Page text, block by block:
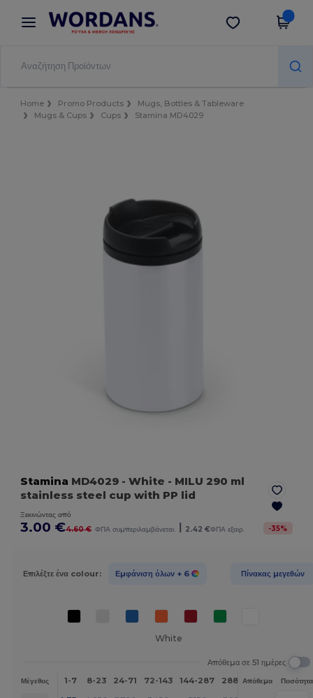
× Εφαρμογή Wordans
Καλύτερες τιμές στην εφαρμογή!
Λήψη app
Home Promo Products
Mugs, Bottles & Tableware
Mugs & Cups
Cups Stamina MD4029
Stamina MD4029 - White - MILU 290 ml
stainless steel cup with PP lid
Ξεκινώντας από
3.00 €4.60 € ΦΠΑ συμπεριλαμβάνεται. | 2.42 €ΦΠΑ εξαιρ. -35%
Επιλέξτε ένα colour: Εμφάνιση όλων + 6 Πίνακας μεγεθών
White
Απόθεμα σε 51 ημέρες
Μέγεθος 1-7 8-23 24-71 72-143 144-287 288 + Περισσότερα
Απόθεμα Ποσότητα